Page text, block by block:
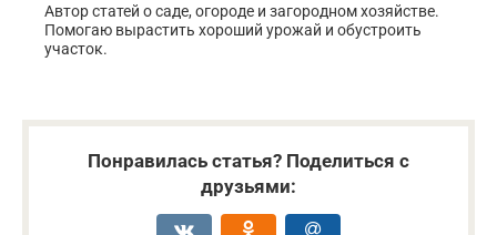
Автор статей о саде, огороде и загородном хозяйстве.
Помогаю вырастить хороший урожай и обустроить
участок.
Понравилась статья? Поделиться с
друзьями: